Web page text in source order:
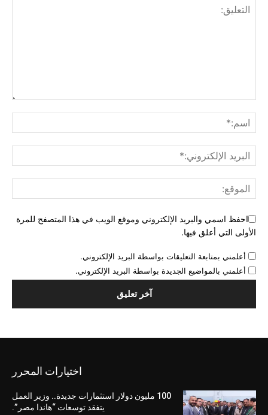
احفظ اسمي والبريد الإلكتروني وموقع الويب في هذا المتصفح للمرة
الأولى التي أعلق فيها.
أعلمني بمتابعة التعليقات بواسطة البريد الإلكتروني.
أعلمني بالمواضيع الجديدة بواسطة البريد الإلكتروني.
اختيارات المحرر
100 مليون دولار استثمارات جديدة.. وزير العمل
يتفقد توسعات “هاندا مصر”.